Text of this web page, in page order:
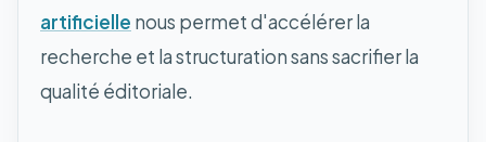
artificielle nous permet d'accélérer la
recherche et la structuration sans sacrifier la
qualité éditoriale.